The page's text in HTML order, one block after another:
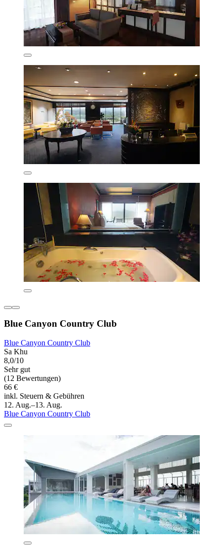
Blue Canyon Country Club
Blue Canyon Country Club
Sa Khu
8,0/10
Sehr gut
(12 Bewertungen)
66 €
inkl. Steuern & Gebühren
12. Aug.–13. Aug.
Blue Canyon Country Club